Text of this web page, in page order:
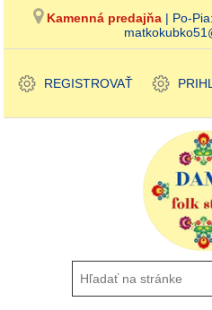
Kamenná predajňa | Po-
REGISTROVAŤ